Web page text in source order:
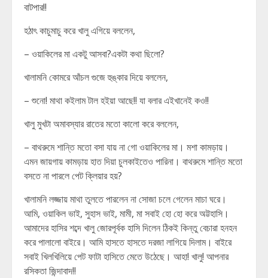
বাটপার!!
হঠাৎ কাচুমাচু করে খালু এগিয়ে বললেন,
– ওয়াকিলের মা একটু আসবা?একটা কথা ছিলো?
খালামনি কোমরে আঁচল গুজে হুঙ্কার দিয়ে বললেন,
– শুনো! মাথা কইলাম টাল হইয়া আছে!! যা বলার এইখানেই কও!!
খালু মুখটা অমাবস্যার রাতের মতো কালো করে বললেন,
– বাথরুমে শান্তি মতো বসা যায় না গো ওয়াকিলের মা। মশা কামড়ায়।
এমন জায়গায় কামড়ায় হাত দিয়া চুলকাইতেও পারিনা। বাথরুমে শান্তি মতো
বসতে না পারলে পেট ক্লিয়ার হয়?
খালামনি লজ্জায় মাথা তুলতে পারলেন না সোজা চলে গেলেন মাচা ঘরে।
আমি, ওয়াকিল ভাই, সুহাস ভাই, মামী, মা সবাই হো হো করে অট্টহাসি।
আমাদের হাসির শব্দে খালু জোরপূর্বক হাসি দিলেন ঠিকই কিন্তু বেচারা হনহন
করে পালালো বাইরে। আমি হাসতে হাসতে দরজা লাগিয়ে দিলাম। বাইরে
সবাই খিলখিলিয়ে পেট ফাটা হাসিতে মেতে উঠেছে। আহা! খালু! আপনার
রসিকতা জিন্দাবাদ!!